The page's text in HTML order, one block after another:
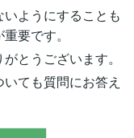
ようにすることも
要です。
とうございます。
ても質問にお答え